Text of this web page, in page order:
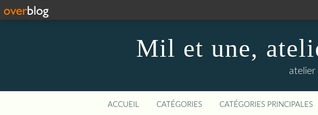
Mil et une,
atelier
ACCUEIL CATÉGORIES CATÉGORIES PRINCIPALES